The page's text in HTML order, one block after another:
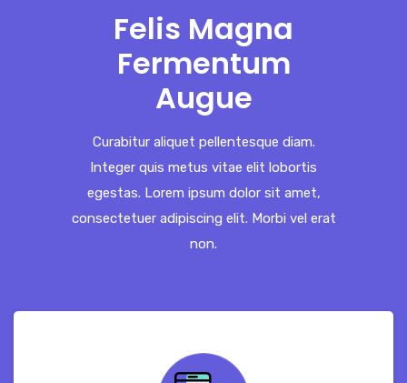
Felis Magna
Fermentum
Augue
Curabitur aliquet pellentesque diam.
Integer quis metus vitae elit lobortis
egestas. Lorem ipsum dolor sit amet,
consectetuer adipiscing elit. Morbi vel erat
non.